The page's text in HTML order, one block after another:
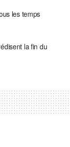
les temps
la fin du